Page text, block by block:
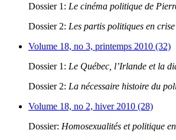
Dossier 1: Le cinéma politique de
Dossier 2: Les partis politiques en crise
Volume 18, no 3, printemps 2010 (32)
Dossier 1: Le Québec, l’Irlande et la
Dossier 2: La nécessaire histoire du
Volume 18, no 2, hiver 2010 (28)
Dossier: Homosexualités et politique